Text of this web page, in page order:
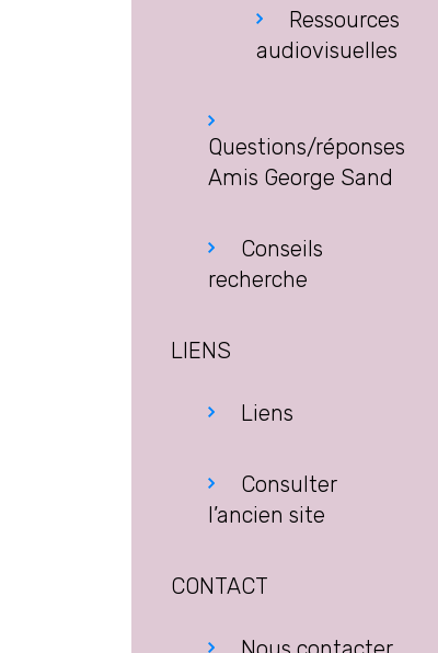
Ressources
audiovisuelles
Questions/réponses
Amis George Sand
Conseils
recherche
LIENS
Liens
Consulter
l’ancien site
CONTACT